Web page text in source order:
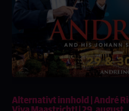
Alternativt innhold | André